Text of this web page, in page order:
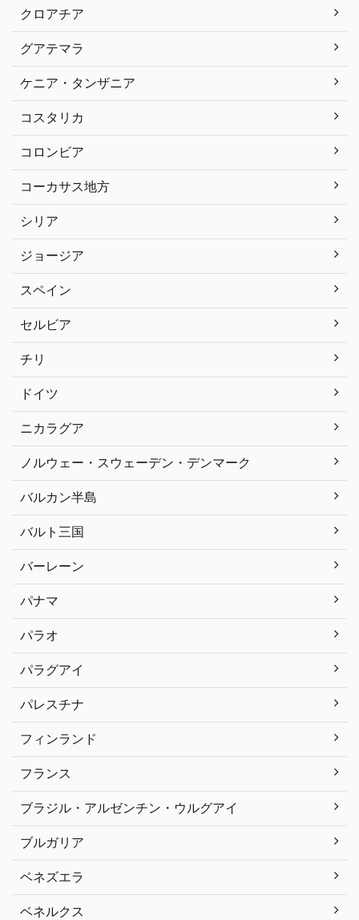
クロアチア
グアテマラ
ケニア・タンザニア
コスタリカ
コロンビア
コーカサス地方
シリア
ジョージア
スペイン
セルビア
チリ
ドイツ
ニカラグア
ノルウェー・スウェーデン・デンマーク
バルカン半島
バルト三国
バーレーン
パナマ
パラオ
パラグアイ
パレスチナ
フィンランド
フランス
ブラジル・アルゼンチン・ウルグアイ
ブルガリア
ベネズエラ
ベネルクス